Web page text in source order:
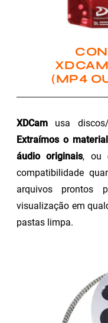
(MP4
XDCam usa
Extraímos o
áudio originais, ou
compatibilidade
arquivos prontos
visualização em
pastas limpa.